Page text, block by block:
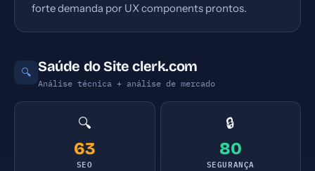
forte demanda por UX components prontos.
🔍 Saúde do Site clerk.com
Análise técnica + análise de mercado
🔍
63
SEO
🔒
80
SEGURANÇA